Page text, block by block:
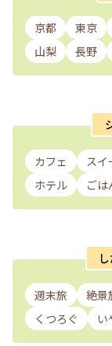
京都 東京
山梨
長野
カフェ スイ
ホテル
ごは
週末旅 絶景
くつろぐ
い